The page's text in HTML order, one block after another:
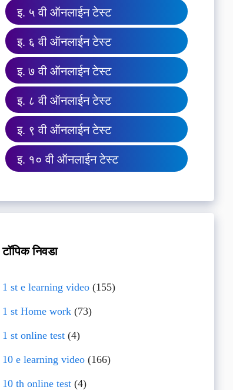
इ. ५ वी ऑनलाईन टेस्ट
इ. ६ वी ऑनलाईन टेस्ट
इ. ७ वी ऑनलाईन टेस्ट
इ. ८ वी ऑनलाईन टेस्ट
इ. ९ वी ऑनलाईन टेस्ट
इ. १० वी ऑनलाईन टेस्ट
टॉपिक निवडा
1 st e learning video(155)
1 st Home work(73)
1 st online test(4)
10 e learning video(166)
10 th online test(4)